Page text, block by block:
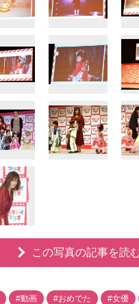
この写真の記事を読
#動画 #おめでた #女優